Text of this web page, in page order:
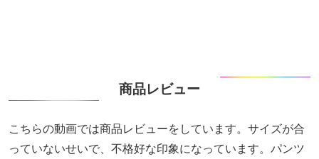
商品レビュー
こちらの動画では商品レビューをしています。サイズが合
っていないせいで、不格好な印象になっています。パンツ